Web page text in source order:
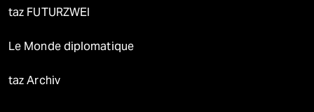
taz FUTURZWEI
Le Monde diplomatique
taz Archiv